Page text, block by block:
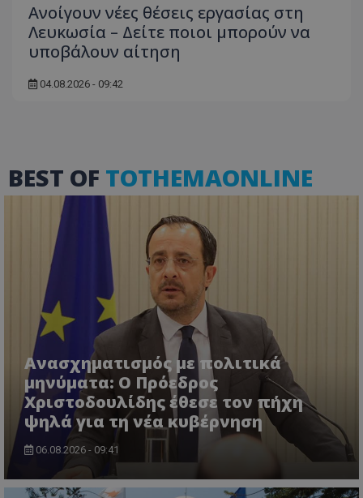
Ανοίγουν νέες θέσεις εργασίας στη
Λευκωσία – Δείτε ποιοι μπορούν να
υποβάλουν αίτηση
04.08.2026 - 09:42
BEST OF TOTHEMAONLINE
Ανασχηματισμός με πολιτικά
μηνύματα: Ο Πρόεδρος
Χριστοδουλίδης έθεσε τον πήχη
ψηλά για τη νέα κυβέρνηση
06.08.2026 - 09:41